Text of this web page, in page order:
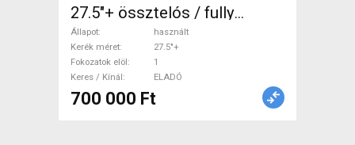
27.5"+ össztelós / fully
használt ELADÓ
Állapot
használt
Kerék méret
27.5"+
Fokozatok elöl
1
Keres / Kínál
ELADÓ
700 000 Ft